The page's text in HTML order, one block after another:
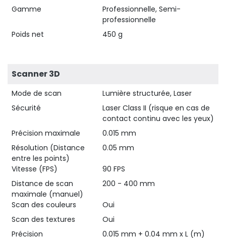
Gamme
Professionnelle, Semi-
professionnelle
Poids net
450 g
Scanner 3D
Mode de scan
Lumière structurée, Laser
Sécurité
Laser Class II (risque en cas de
contact continu avec les yeux)
Précision maximale
0.015 mm
Résolution (Distance
entre les points)
0.05 mm
Vitesse (FPS)
90 FPS
Distance de scan
maximale (manuel)
200 - 400 mm
Scan des couleurs
Oui
Scan des textures
Oui
Précision
0.015 mm + 0.04 mm x L (m)